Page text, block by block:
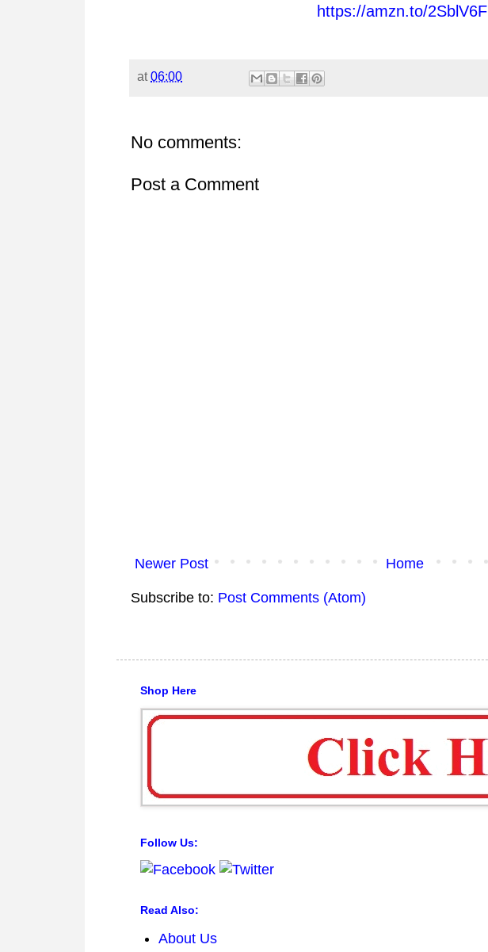
https://amzn.to/2SblV6F
at06:00
No comments:
Post a Comment
Newer Post Home
Subscribe to: Post Comments (Atom)
Shop Here
Follow Us:
Read Also:
About Us